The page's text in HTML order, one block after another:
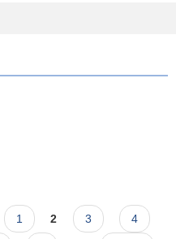
1 2 3 4